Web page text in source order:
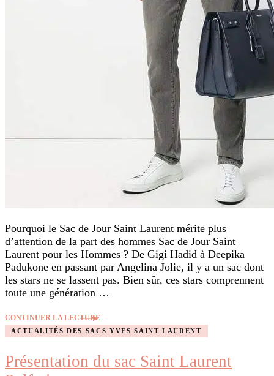
Pourquoi le Sac de Jour Saint Laurent mérite plus
d’attention de la part des hommes Sac de Jour Saint
Laurent pour les Hommes ? De Gigi Hadid à Deepika
Padukone en passant par Angelina Jolie, il y a un sac dont
les stars ne se lassent pas. Bien sûr, ces stars comprennent
toute une génération …
CONTINUER LA LECTURE
ACTUALITÉS DES SACS YVES SAINT LAURENT
Présentation du sac Saint Laurent